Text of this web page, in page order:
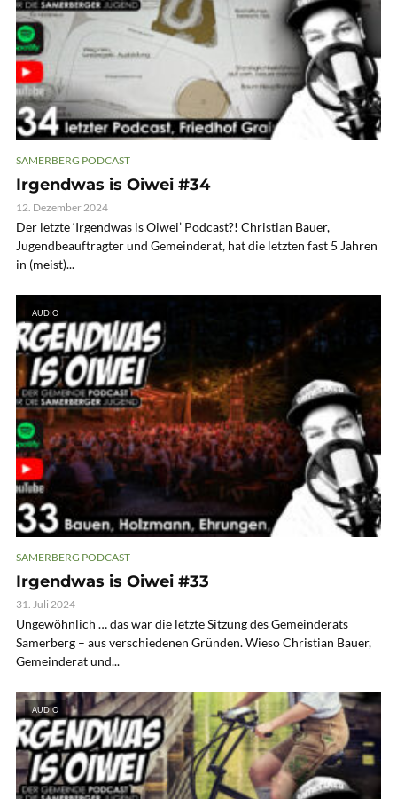
SAMERBERG PODCAST
Irgendwas is Oiwei #34
12. Dezember 2024
Der letzte ‘Irgendwas is Oiwei’ Podcast?! Christian Bauer,
Jugendbeauftragter und Gemeinderat, hat die letzten fast 5 Jahren
in (meist)...
AUDIO
SAMERBERG PODCAST
Irgendwas is Oiwei #33
31. Juli 2024
Ungewöhnlich … das war die letzte Sitzung des Gemeinderats
Samerberg – aus verschiedenen Gründen. Wieso Christian Bauer,
Gemeinderat und...
AUDIO